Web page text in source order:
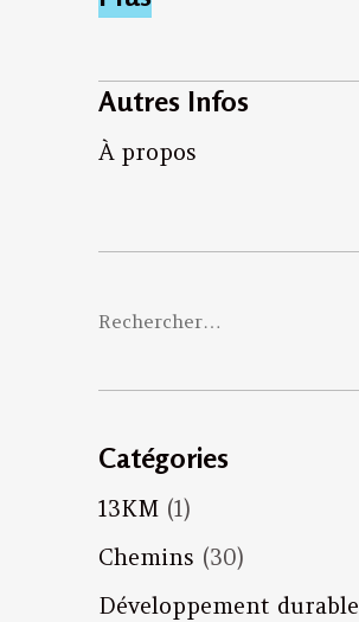
Autres Infos
À propos
Rechercher :
Catégories
13KM(1)
Chemins (30)
Développement durable